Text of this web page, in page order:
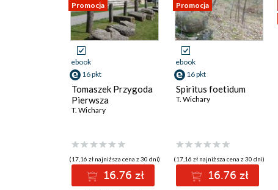
Promocja
ebook
16 pkt
Tomaszek Przygoda
Pierwsza
T. Wichary
(17,16 zł najniższa cena z 30 dni)
16.76 zł
Promocja
ebook
16 pkt
Spiritus foetidum
T. Wichary
(17,16 zł najniższa cena z 30 dni)
16.76 zł